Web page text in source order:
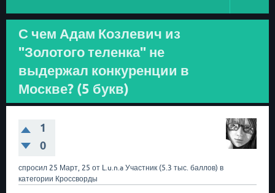
С чем Адам Козлевич из
"Золотого теленка" не
выдержал конкуренции в
Москве? (5 букв)
1
0
спросил 25 Март, 25 от L.u.n.a Участник (5.3 тыс. баллов) в
категории Кроссворды